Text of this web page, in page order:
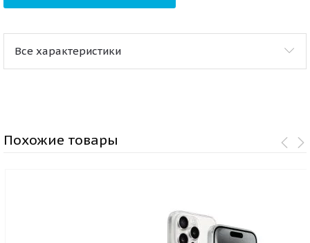
Все характеристики
Похожие товары